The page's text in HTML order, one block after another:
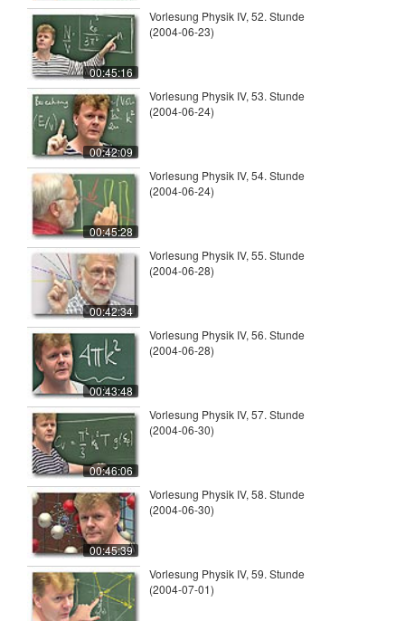
00:45:16
Vorlesung Physik IV, 52. Stunde
(2004-06-23)
00:42:09
Vorlesung Physik IV, 53. Stunde
(2004-06-24)
00:45:28
Vorlesung Physik IV, 54. Stunde
(2004-06-24)
00:42:34
Vorlesung Physik IV, 55. Stunde
(2004-06-28)
00:43:48
Vorlesung Physik IV, 56. Stunde
(2004-06-28)
00:46:06
Vorlesung Physik IV, 57. Stunde
(2004-06-30)
00:45:39
Vorlesung Physik IV, 58. Stunde
(2004-06-30)
Vorlesung Physik IV, 59. Stunde
(2004-07-01)